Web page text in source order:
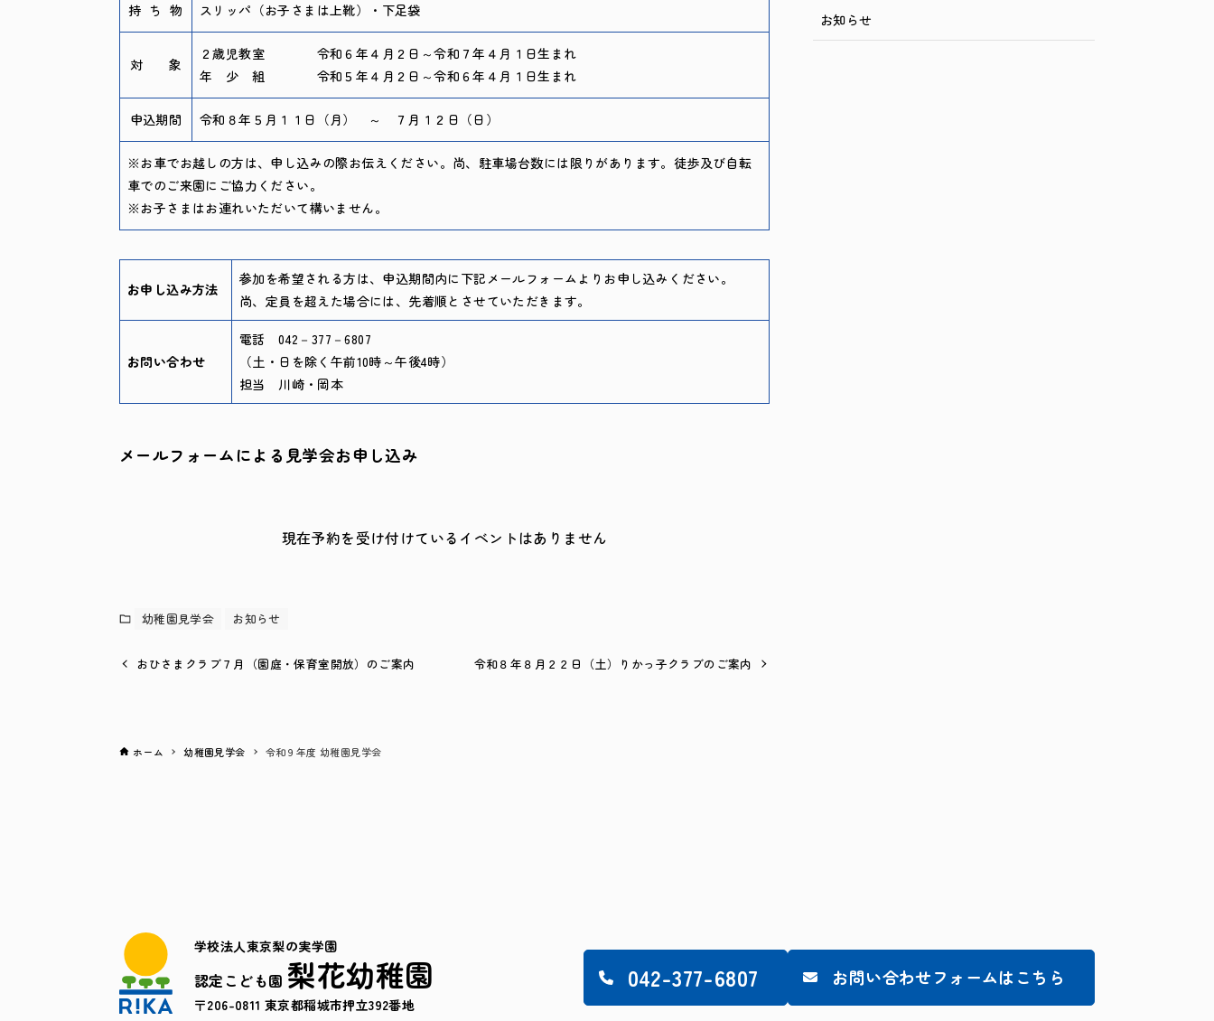
持 ち 物 スリッパ（お子さまは上靴）・下足袋
対 象
２歳児教室 令和６年４月２日～令和７年４月１日生まれ
年 少 組 令和５年４月２日～令和６年４月１日生まれ
申込期間 令和８年５月１１日（月） ～ ７月１２日（日）
※お車でお越しの方は、申し込みの際お伝えください。尚、駐車場台数には限りがあります。徒歩及び自転
車でのご来園にご協力ください。
※お子さまはお連れいただいて構いません。
お申し込み方法
参加を希望される方は、申込期間内に下記メールフォームよりお申し込みください。
尚、定員を超えた場合には、先着順とさせていただきます。
お問い合わせ
電話 042－377－6807
（土・日を除く午前10時～午後4時）
担当 川崎・岡本
メールフォームによる見学会お申し込み
現在予約を受け付けているイベントはありません
幼稚園見学会 お知らせ
おひさまクラブ７月（園庭・保育室開放）のご案内 令和８年８月２２日（土）りかっ子クラブのご案内
お知らせ
ホーム 幼稚園見学会 令和９年度 幼稚園見学会
学校法人東京梨の実学園
認定こども園 梨花幼稚園
〒206-0811 東京都稲城市押立392番地
042-377-6807 お問い合わせフォームはこちら